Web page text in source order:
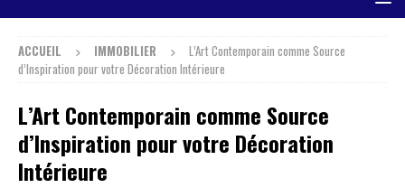
ACCUEIL IMMOBILIER
L’Art Contemporain comme Source
d’Inspiration pour votre Décoration Intérieure
L’Art Contemporain comme Source
d’Inspiration pour votre Décoration
Intérieure